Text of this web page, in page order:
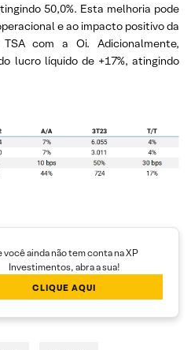
50,0%. Esta melhoria pode
e ao impacto positivo da
com a Oi. Adicionalmente,
lucro líquido de +17%, atingindo
você ainda não tem conta na XP
Investimentos, abra a sua!
CLIQUE AQUI